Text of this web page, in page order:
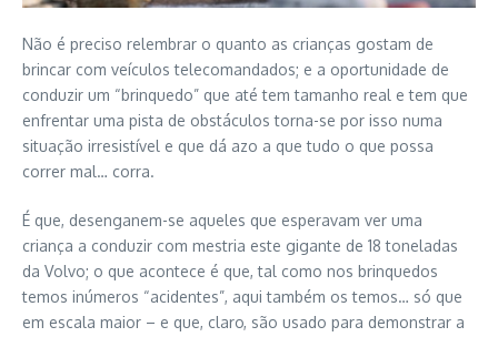
Não é preciso relembrar o quanto as crianças gostam de
brincar com veículos telecomandados; e a oportunidade de
conduzir um “brinquedo” que até tem tamanho real e tem que
enfrentar uma pista de obstáculos torna-se por isso numa
situação irresistível e que dá azo a que tudo o que possa
correr mal… corra.
É que, desenganem-se aqueles que esperavam ver uma
criança a conduzir com mestria este gigante de 18 toneladas
da Volvo; o que acontece é que, tal como nos brinquedos
temos inúmeros “acidentes”, aqui também os temos… só que
em escala maior – e que, claro, são usado para demonstrar a